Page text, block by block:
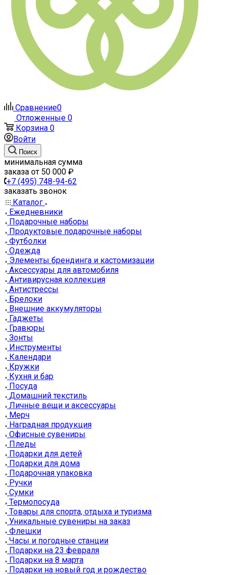
Сравнение0
Отложенные 0
Корзина 0
Войти
Поиск
минимальная сумма
заказа от 50 000 ₽
+7 (495) 748-94-62
заказать звонок
Каталог
Ежедневники
Подарочные наборы
Продуктовые подарочные наборы
Футболки
Одежда
Элементы брендинга и кастомизации
Аксессуары для автомобиля
Антивирусная коллекция
Антистрессы
Брелоки
Внешние аккумуляторы
Гаджеты
Гравюры
Зонты
Инструменты
Календари
Кружки
Кухня и бар
Посуда
Домашний текстиль
Личные вещи и аксессуары
Мерч
Наградная продукция
Офисные сувениры
Пледы
Подарки для детей
Подарки для дома
Подарочная упаковка
Ручки
Сумки
Термопосуда
Товары для спорта, отдыха и туризма
Уникальные сувениры на заказ
Флешки
Часы и погодные станции
Подарки на 23 февраля
Подарки на 8 марта
Подарки на новый год и рождество